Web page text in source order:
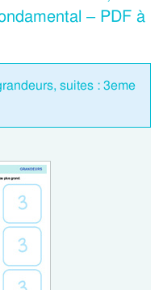
– PDF à
suites : 3eme